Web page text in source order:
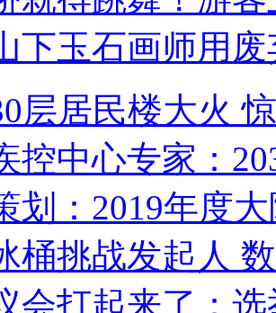
下玉石画师用
层居民楼大火
控中心专家：
划：2019年度
桶挑战发起人
会打起来了：